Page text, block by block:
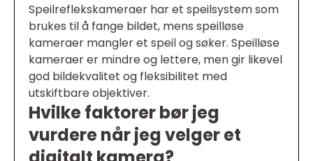
Speilreflekskameraer har et speilsystem som
brukes til å fange bildet, mens speilløse
kameraer mangler et speil og søker. Speilløse
kameraer er mindre og lettere, men gir likevel
god bildekvalitet og fleksibilitet med
utskiftbare objektiver.
Hvilke faktorer bør jeg
vurdere når jeg velger et